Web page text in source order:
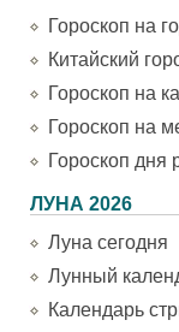
Гороскоп на
Китайский
Гороскоп на
Гороскоп на
Гороскоп дня
ЛУНА 2026
Луна сегодня
Лунный
Календарь